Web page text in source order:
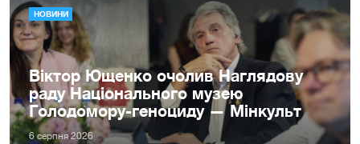
НОВИНИ
Віктор Ющенко очолив Наглядову
раду Національного музею
Голодомору-геноциду — Мінкульт
6 серпня 2026